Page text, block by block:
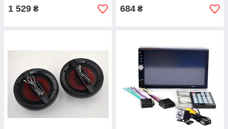
1 529 ₴ 684 ₴